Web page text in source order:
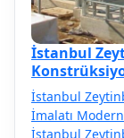
İstanbul
İstanbul
İmalatı
İstanbul